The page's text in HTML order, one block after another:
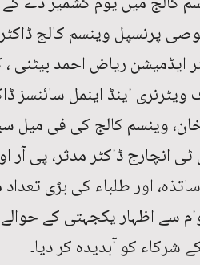
پرنسپل وینسم کالج
ریاض احمد بیٹنی ،
ویٹرنری اینڈ اینمل سائنسز
خان، وینسم کالج کی فی
انچارج ڈاکٹر مدثر، پی آر
اور طلباء کی بڑی
سے اظہار یکجہتی کے
کو آبدیدہ کر دیا۔